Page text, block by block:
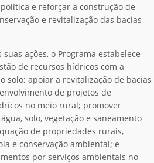
e reforçar a construção de
e revitalização das bacias
ações, o Programa estabelece
de recursos hídricos com a
solo; apoiar a revitalização de bacias
de projetos de
no meio rural; promover
solo, vegetação e saneamento
de propriedades rurais,
e conservação ambiental; e
por serviços ambientais no